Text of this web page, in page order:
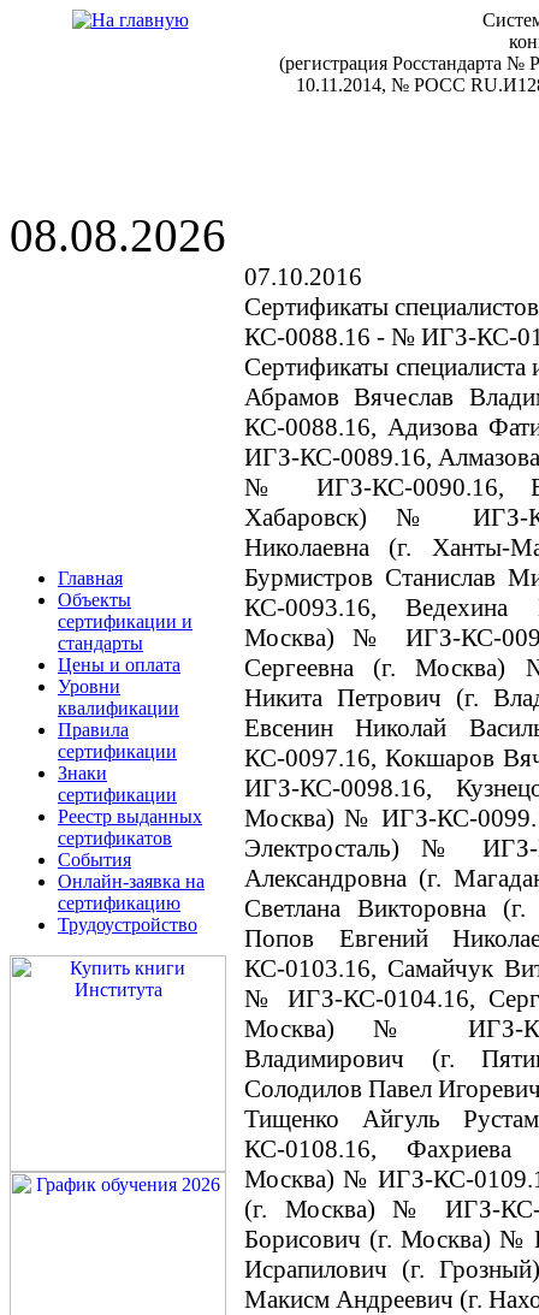
(регистрация
10.11.2014, № РОСС
08.08.2026
Главная
Объекты
сертификации и
стандарты
Цены и оплата
Уровни
квалификации
Правила
сертификации
Знаки
сертификации
Реестр выданных
сертификатов
События
Онлайн-заявка на
сертификацию
Трудоустройство
07.10.2016
Сертификаты
КС-0088.16 - № ИГЗ-КС-
Сертификаты специалиста
Абрамов Вячеслав
КС-0088.16, Адизова
ИГЗ-КС-0089.16,
№ ИГЗ-КС-0090.16,
Хабаровск) № ИГЗ-
Николаевна (г.
Бурмистров Станислав
КС-0093.16, Ведехина
Москва) № ИГЗ-КС-
Сергеевна (г.
Никита Петрович (г.
Евсенин Николай
КС-0097.16, Кокшаров
ИГЗ-КС-0098.16,
Москва) № ИГЗ-КС-
Электросталь) № ИГЗ-
Александровна (г.
Светлана Викторовна
Попов Евгений
КС-0103.16, Самайчук
№ ИГЗ-КС-0104.16,
Москва) № ИГЗ-КС-
Владимирович (г.
Солодилов Павел
Тищенко Айгуль
КС-0108.16, Фахриева
Москва) № ИГЗ-КС-
(г. Москва) № ИГЗ-КС-
Борисович (г. Москва) №
Исрапилович (г.
Макисм Андреевич (г.